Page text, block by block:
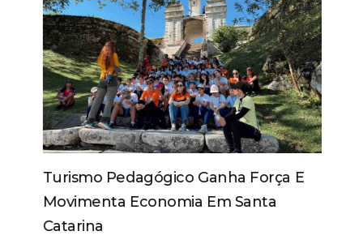
Turismo Pedagógico Ganha Força E
Movimenta Economia Em Santa
Catarina